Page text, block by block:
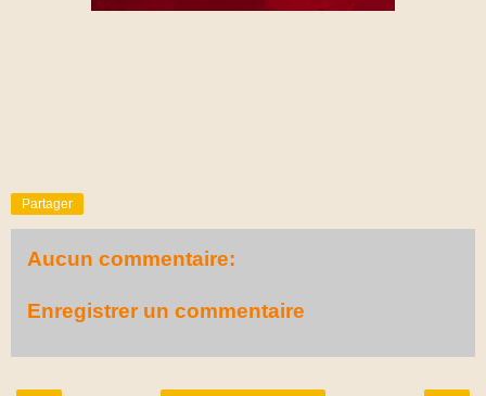
Partager
Aucun commentaire:
Enregistrer un commentaire